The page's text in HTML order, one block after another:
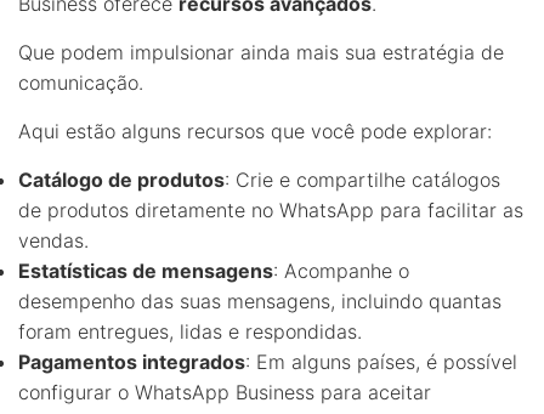
Que podem impulsionar ainda mais sua estratégia de
comunicação.
Aqui estão alguns recursos que você pode explorar:
Catálogo de produtos: Crie e compartilhe catálogos
de produtos diretamente no WhatsApp para facilitar as
vendas.
Estatísticas de mensagens: Acompanhe o
desempenho das suas mensagens, incluindo quantas
foram entregues, lidas e respondidas.
Pagamentos integrados: Em alguns países, é possível
configurar o WhatsApp Business para aceitar